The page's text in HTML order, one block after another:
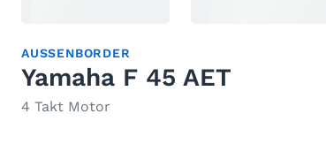
AUSSENBORDER
Yamaha F 45 AET
4 Takt Motor